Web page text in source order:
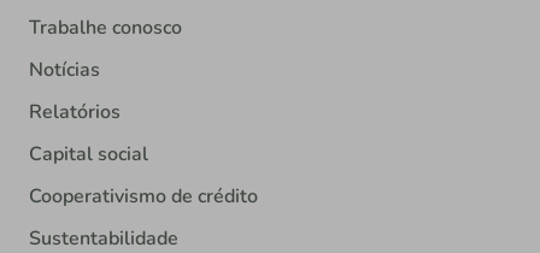
Trabalhe conosco
Notícias
Relatórios
Capital social
Cooperativismo de crédito
Sustentabilidade